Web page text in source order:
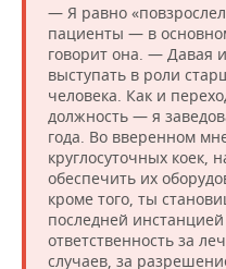
— Я равно
пациенты — в
говорит она. — Давая
выступать в роли
человека. Как и
должность — я
года. Во вверенном
круглосуточных коек,
обеспечить их
кроме того, ты
последней
ответственность за
случаев, за